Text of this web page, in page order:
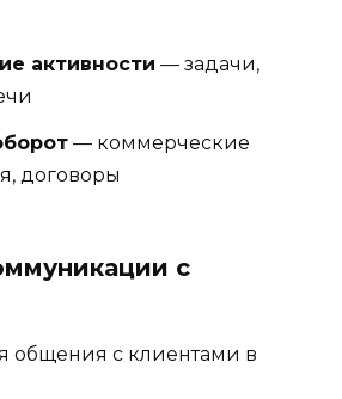
активности — задачи,
— коммерческие
договоры
с
общения с клиентами в